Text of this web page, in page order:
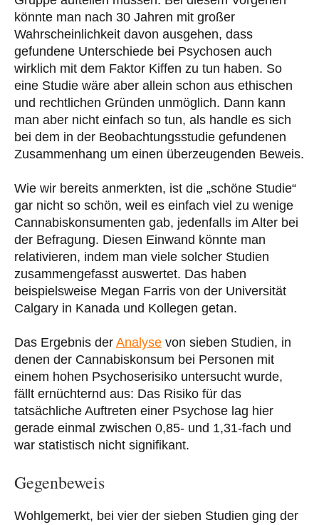
könnte man nach 30 Jahren mit großer
Wahrscheinlichkeit davon ausgehen, dass
gefundene Unterschiede bei Psychosen auch
wirklich mit dem Faktor Kiffen zu tun haben. So
eine Studie wäre aber allein schon aus ethischen
und rechtlichen Gründen unmöglich. Dann kann
man aber nicht einfach so tun, als handle es sich
bei dem in der Beobachtungsstudie gefundenen
Zusammenhang um einen überzeugenden Beweis.
Wie wir bereits anmerkten, ist die „schöne Studie“
gar nicht so schön, weil es einfach viel zu wenige
Cannabiskonsumenten gab, jedenfalls im Alter bei
der Befragung. Diesen Einwand könnte man
relativieren, indem man viele solcher Studien
zusammengefasst auswertet. Das haben
beispielsweise Megan Farris von der Universität
Calgary in Kanada und Kollegen getan.
Das Ergebnis der Analyse von sieben Studien, in
denen der Cannabiskonsum bei Personen mit
einem hohen Psychoserisiko untersucht wurde,
fällt ernüchternd aus: Das Risiko für das
tatsächliche Auftreten einer Psychose lag hier
gerade einmal zwischen 0,85- und 1,31-fach und
war statistisch nicht signifikant.
Gegenbeweis
Wohlgemerkt, bei vier der sieben Studien ging der